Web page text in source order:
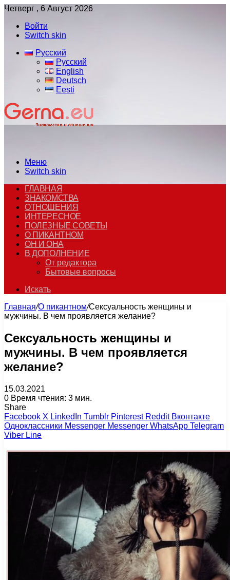
Четверг , 6 Август 2026
Войти
Switch skin
Русский
Русский
English
Deutsch
Eesti
Меню
Switch skin
ГЛАВНАЯ
ЗНАКОМСТВА
ОТНОШЕНИЯ
ИНТЕРЕСНОЕ
ПОЛЕЗНЫЕ СОВЕТЫ
О ПИКАНТНОМ
ОН И ОНА
В ДОПОЛНЕНИЕ
От редактора
Бытовые вопросы
Искать
Главная/О пикантном/Сексуальность женщины и
мужчины. В чем проявляется желание?
Сексуальность женщины и
мужчины. В чем проявляется
желание?
15.03.2021
0 Время чтения: 3 мин.
Share
Facebook X LinkedIn Tumblr Pinterest Reddit Вконтакте
Одноклассники Messenger Messenger WhatsApp Telegram
Viber Line